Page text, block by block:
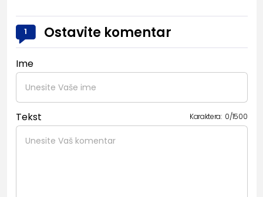
1 Ostavite komentar
Ime
Tekst Karaktera: 0/1500